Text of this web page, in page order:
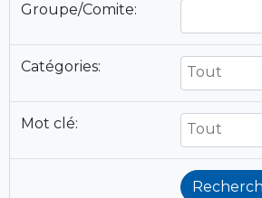
Groupe/Comite:
Catégories:
Mot clé: